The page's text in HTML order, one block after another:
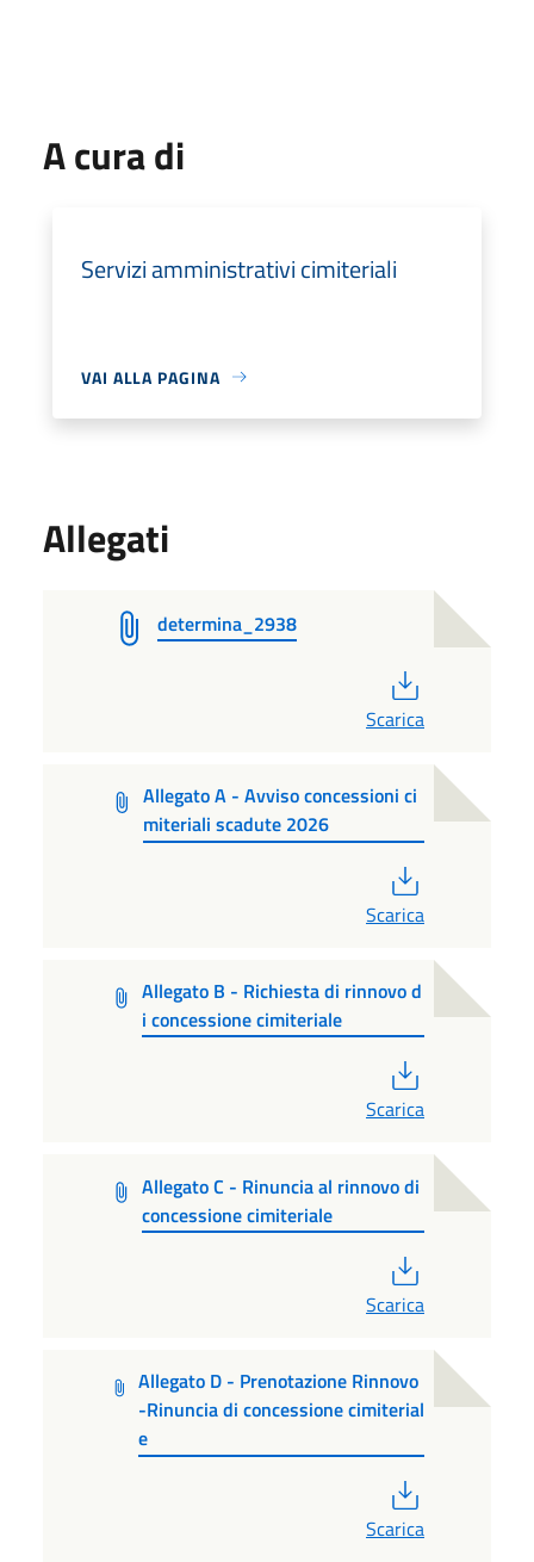
A cura di
Servizi amministrativi cimiteriali
VAI ALLA PAGINA
Allegati
determina_2938
Scarica
Allegato A - Avviso concessioni ci
miteriali scadute 2026
Scarica
Allegato B - Richiesta di rinnovo d
i concessione cimiteriale
Scarica
Allegato C - Rinuncia al rinnovo di
concessione cimiteriale
Scarica
Allegato D - Prenotazione Rinnovo
-Rinuncia di concessione cimiterial
e
Scarica